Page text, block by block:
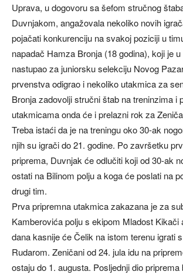
Uprava, u dogovoru sa šefom stručnog
Duvnjakom, angažovala nekoliko novih
pojačati konkurenciju na svakoj poziciji u
napadač Hamza Bronja (18 godina), koji je
nastupao za juniorsku selekciju Novog
prvenstva odigrao i nekoliko utakmica za
Bronja zadovolji stručni štab na treninzima i
utakmicama onda će i prelazni rok za
Treba istaći da je na treningu oko 30-ak
njih su igrači do 21. godine. Po završetku
priprema, Duvnjak će odlučiti koji od 30-ak
ostati na Bilinom polju a koga će poslati na
drugi tim.
Prva pripremna utakmica zakazana je za
Kamberovića polju s ekipom Mladost Kikači
dana kasnije će Čelik na istom terenu igrati
Rudarom. Zeničani od 24. jula idu na
ostaju do 1. augusta. Posljednji dio priprema